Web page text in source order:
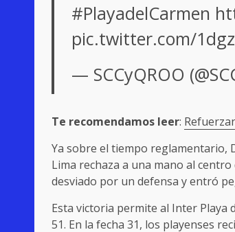
#PlayadelCarmen
pic.twitter.com/
— SCCyQROO
Te recomendamos leer:
Ya sobre el tiempo reglamentario,
Lima rechaza a una mano al
desviado por un defensa y entró
Esta victoria permite al Inter Playa
51. En la fecha 31, los playenses